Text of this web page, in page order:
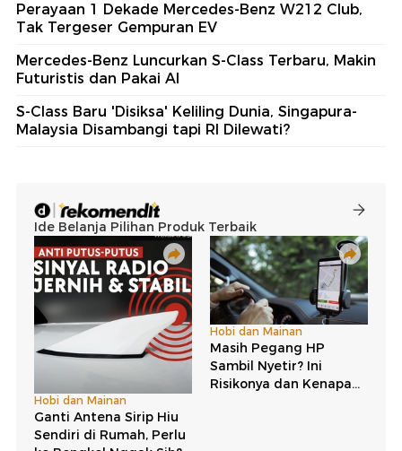
Perayaan 1 Dekade Mercedes-Benz W212 Club,
Tak Tergeser Gempuran EV
Mercedes-Benz Luncurkan S-Class Terbaru, Makin
Futuristis dan Pakai AI
S-Class Baru 'Disiksa' Keliling Dunia, Singapura-
Malaysia Disambangi tapi RI Dilewati?